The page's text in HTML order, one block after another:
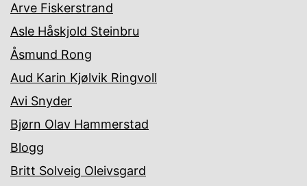
Arve Fiskerstrand
Asle Håskjold Steinbru
Åsmund Rong
Aud Karin Kjølvik Ringvoll
Avi Snyder
Bjørn Olav Hammerstad
Blogg
Britt Solveig Oleivsgard